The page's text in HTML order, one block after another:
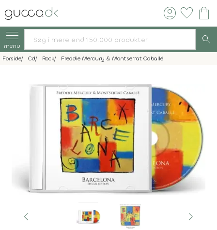
account_circle favorite shopping_bag
menu search
Forside Cd Rock Freddie Mercury & Montserrat Caballé